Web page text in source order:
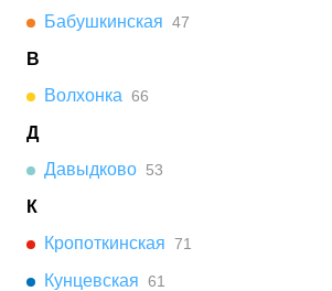
Бабушкинская 47
В
Волхонка 66
Д
Давыдково 53
К
Кропоткинская 71
Кунцевская 61